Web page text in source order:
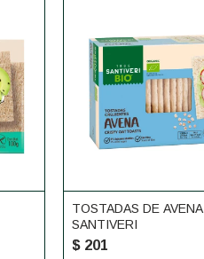
TOSTADAS DE AVENA
SANTIVERI
$ 201